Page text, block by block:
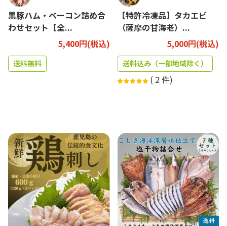
黒豚ハム・ベーコン詰め合
わせセット【全...
5,400円(税込)
送料無料
【特許冷凍品】タカエビ
（薩摩の甘海老）...
5,000円(税込)
送料込み（一部地域除く）
( 2件)